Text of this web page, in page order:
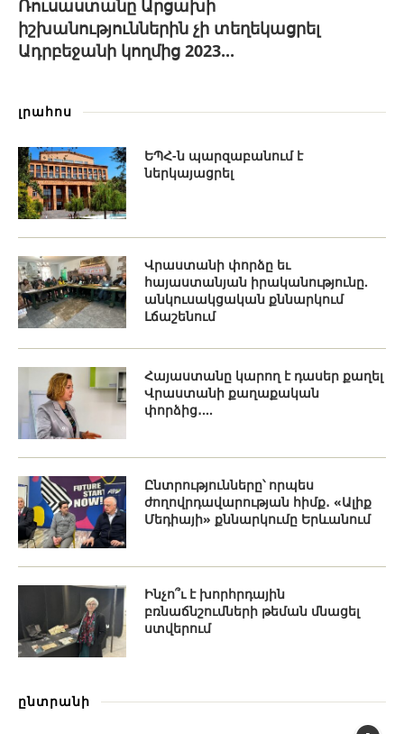
Ռուսաստանը Արցախի
իշխանություններին չի տեղեկացրել
Ադրբեջանի կողմից 2023...
լրահոս
ԵՊՀ-ն պարզաբանում է
ներկայացրել
Վրաստանի փորձը եւ
հայաստանյան իրականությունը.
անկուսակցական քննարկում
Լճաշենում
Հայաստանը կարող է դասեր քաղել
Վրաստանի քաղաքական
փորձից․...
Ընտրությունները՝ որպես
ժողովրդավարության հիմք․ «Ալիք
Մեդիայի» քննարկումը Երևանում
Ինչո՞ւ է խորհրդային
բռնաճնշումների թեման մնացել
ստվերում
ընտրանի